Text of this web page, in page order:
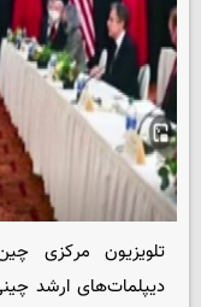
تلویزیون مرکزی
دیپلمات‌های ارشد